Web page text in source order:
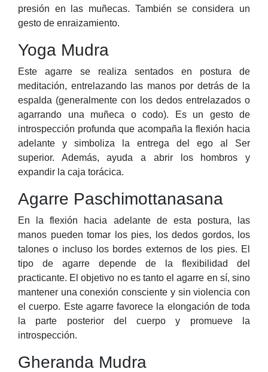
presión en las muñecas. También se considera un
gesto de enraizamiento.
Yoga Mudra
Este agarre se realiza sentados en postura de
meditación, entrelazando las manos por detrás de la
espalda (generalmente con los dedos entrelazados o
agarrando una muñeca o codo). Es un gesto de
introspección profunda que acompaña la flexión hacia
adelante y simboliza la entrega del ego al Ser
superior. Además, ayuda a abrir los hombros y
expandir la caja torácica.
Agarre Paschimottanasana
En la flexión hacia adelante de esta postura, las
manos pueden tomar los pies, los dedos gordos, los
talones o incluso los bordes externos de los pies. El
tipo de agarre depende de la flexibilidad del
practicante. El objetivo no es tanto el agarre en sí, sino
mantener una conexión consciente y sin violencia con
el cuerpo. Este agarre favorece la elongación de toda
la parte posterior del cuerpo y promueve la
introspección.
Gheranda Mudra